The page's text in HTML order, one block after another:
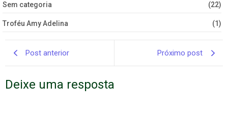
Sem categoria (22)
Troféu Amy Adelina (1)
Post anterior Próximo post
Deixe uma resposta